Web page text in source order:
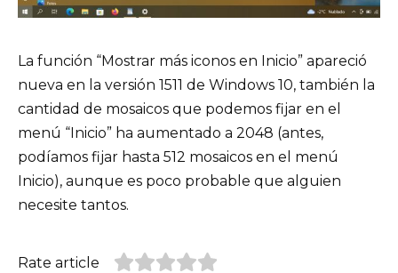
La función “Mostrar más iconos en Inicio” apareció
nueva en la versión 1511 de Windows 10, también la
cantidad de mosaicos que podemos fijar en el
menú “Inicio” ha aumentado a 2048 (antes,
podíamos fijar hasta 512 mosaicos en el menú
Inicio), aunque es poco probable que alguien
necesite tantos.
Rate article